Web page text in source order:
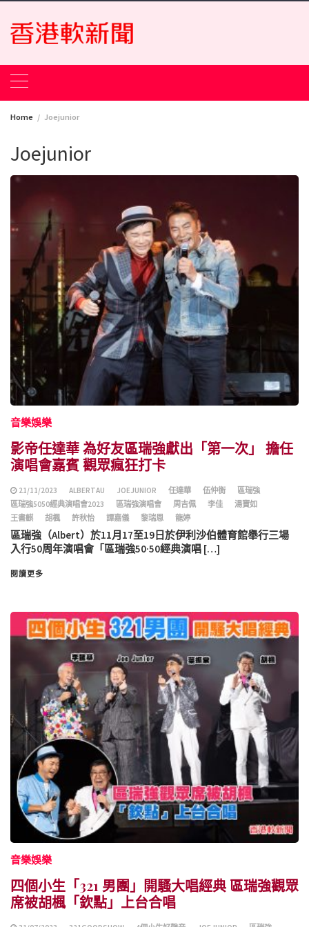
Skip
content
Home Joejunior
Joejunior
音樂娛樂
影帝任達華 為好友區瑞強獻出「第一次」 擔任
演唱會嘉賓 觀眾瘋狂打卡
21/11/2023 ALBERTAU JOEJUNIOR 任達華 伍仲衡
區瑞強
區瑞強5050經典演唱會2023
區瑞強演唱會 周吉佩 李佳
湯寶如
王書麒
胡楓 許秋怡 譚嘉儀 黎瑞恩 龍婷
區瑞強（Albert）於11月17至19日於伊利沙伯體育館舉行三場
入行50周年演唱會「區瑞強50·50經典演唱 […]
閱讀更多
音樂娛樂
四個小生「321 男團」開騷大唱經典 區瑞強觀眾
席被胡楓「欽點」上台合唱